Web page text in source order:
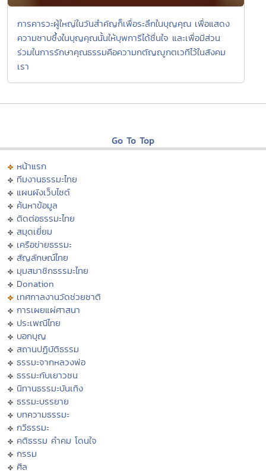
การคารวะผู้ใหญ่ในวันสำคัญก็เพื่อระลึกในบุญคุณ เพื่อแสดง
ความซาบซึ้งในบุญคุณนั้นให้บุพการีได้ชื่นใจ และเพื่อมีส่วน
ร่วมในการรักษาคุณธรรมคือความกตัญญูกตเวทีไว้ในสังคม
เรา
Go To Top
หน้าแรก
ทีมงานธรรมะไทย
แผนผังเว็บไซต์
ค้นหาข้อมูล
ติดต่อธรรมะไทย
สมุดเยี่ยม
เครือข่ายธรรมะ
สัญลักษณ์ไทย
มุมสมาชิกธรรมะไทย
Donation
เทศกาลงานวัดช่วยชาติ
การเผยแผ่ศาสนา
ประเพณีไทย
บอกบุญ
สถานปฏิบัติธรรม
ธรรมะจากหลวงพ่อ
ธรรมะกับเยาวชน
นิทานธรรมะบันเทิง
ธรรมะบรรยาย
บทความธรรมะ
กวีธรรมะ
คติธรรม คำคม โดนใจ
กรรม
ศีล